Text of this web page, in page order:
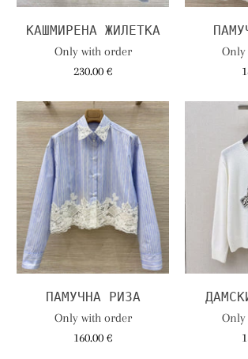
КАШМИРЕНА ЖИЛЕТКА
Only with order
230.00 €
ПАМУЧНА РИЗА
Only with order
160.00 €